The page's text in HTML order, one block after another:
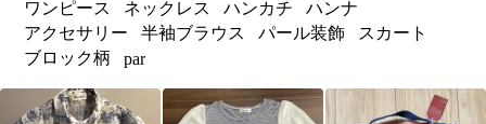
ワンピース ネックレス ハンカチ
ハンナ
アクセサリー
半袖ブラウス パール装飾
スカート
ブロック柄
par